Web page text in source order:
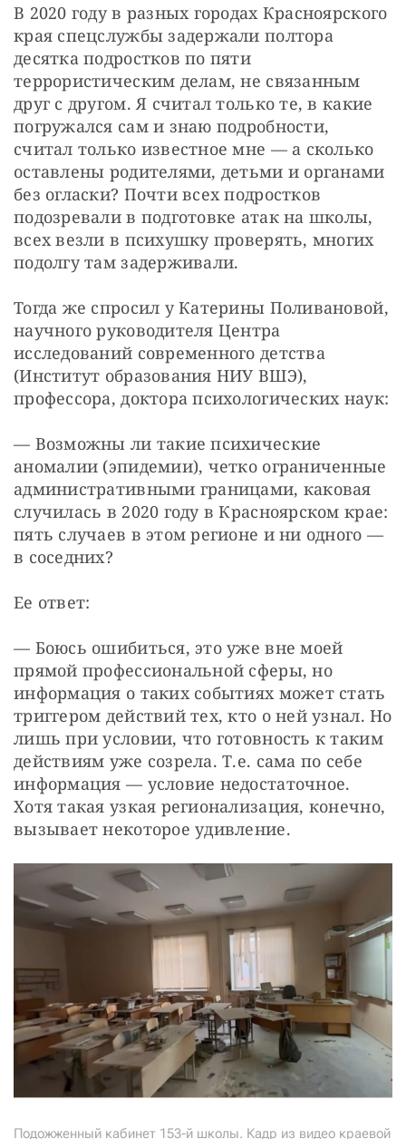
В 2020 году в разных городах Красноярского
края спецслужбы задержали полтора
десятка подростков по пяти
террористическим делам, не связанным
друг с другом. Я считал только те, в какие
погружался сам и знаю подробности,
считал только известное мне — а сколько
оставлены родителями, детьми и органами
без огласки? Почти всех подростков
подозревали в подготовке атак на школы,
всех везли в психушку проверять, многих
подолгу там задерживали.
Тогда же спросил у Катерины Поливановой,
научного руководителя Центра
исследований современного детства
(Институт образования НИУ ВШЭ),
профессора, доктора психологических наук:
— Возможны ли такие психические
аномалии (эпидемии), четко ограниченные
административными границами, каковая
случилась в 2020 году в Красноярском крае:
пять случаев в этом регионе и ни одного —
в соседних?
Ее ответ:
— Боюсь ошибиться, это уже вне моей
прямой профессиональной сферы, но
информация о таких событиях может стать
триггером действий тех, кто о ней узнал. Но
лишь при условии, что готовность к таким
действиям уже созрела. Т.е. сама по себе
информация — условие недостаточное.
Хотя такая узкая регионализация, конечно,
вызывает некоторое удивление.
Подожженный кабинет 153-й школы. Кадр из видео краевой